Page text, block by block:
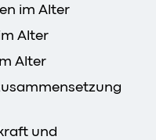
im Alter
Alter
Alter
und